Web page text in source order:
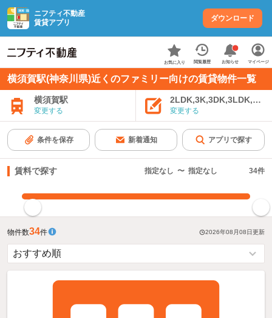
ニフティ不動産
賃貸アプリ
ダウンロード
お気に入り 閲覧履歴 お知らせ マイページ
横須賀駅(神奈川県)近くのファミリー向けの賃貸物件一覧
横須賀駅
変更する 変更する
条件を保存 新着通知 アプリで探す
賃料で探す 指定なし 〜 指定なし 34件
物件数34件 2026年08月08日更新